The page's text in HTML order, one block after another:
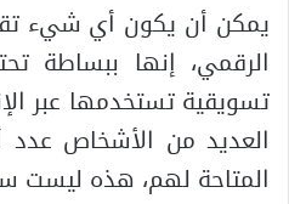
يمكن أن يكون أي شيء
الرقمي، إنها ببساطة
تسويقية تستخدمها عبر
العديد من الأشخاص
المتاحة لهم، هذه ليست